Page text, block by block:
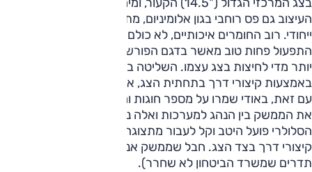
העיצוב גם פס רוחבי בגון אלומיניום, מתחת לשמשה פס תאורה
ייחודי. רוב החומרים איכותיים, לא כולם.
התפעול פחות טוב מאשר בדגם הפורש, ודברים רבים מדי דורשים
יותר מדי לחיצות בצג עצמו. השליטה בבקרת האקלים נעשית
באמצעות קיצורי דרך בתחתית הצג, אך תפעולה אינו נוח.
עם זאת, באודי שמרו על מספר חוגות ומתגים חיצוניים המשפרים
את הממשק בין הנהג למערכות ואלה נעזרים בחיווי ברור. הצימוד
הסלולרי פועל היטב וקל לעבור מתצוגה שלהם לתפריטים, בזכות
קיצורי דרך בצד הצג. חבל שממשק אנדרואיד דורש כבל (בשל
תדרים שמשרד הביטחון לא שחרר).